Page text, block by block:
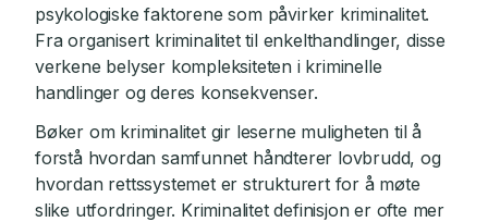
psykologiske faktorene som påvirker kriminalitet.
Fra organisert kriminalitet til enkelthandlinger, disse
verkene belyser kompleksiteten i kriminelle
handlinger og deres konsekvenser.
Bøker om kriminalitet gir leserne muligheten til å
forstå hvordan samfunnet håndterer lovbrudd, og
hvordan rettssystemet er strukturert for å møte
slike utfordringer. Kriminalitet definisjon er ofte mer